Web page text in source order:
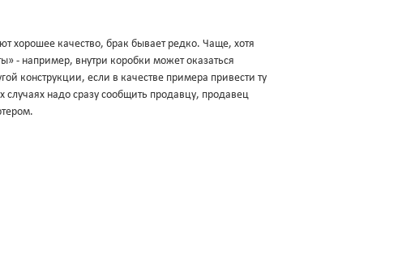
хорошее качество, брак бывает редко. Чаще, хотя
- например, внутри коробки может оказаться
конструкции, если в качестве примера привести ту
надо сразу сообщить продавцу, продавец